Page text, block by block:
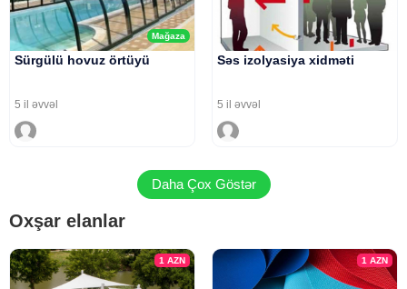
Mağaza
Sürgülü hovuz örtüyü
5 il əvvəl
Səs izolyasiya xidməti
5 il əvvəl
Daha Çox Göstər
Oxşar elanlar
1AZN 1 AZN